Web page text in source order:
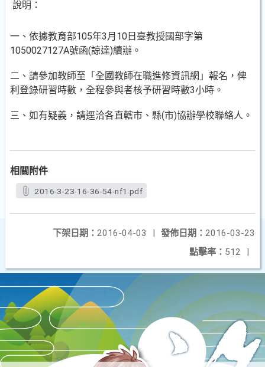
說明：
一、依據教育部105年3月10日臺教授國部字第
1050027127A號函(諒達)續辦。
二、請參加教師至「全國教師在職進修資訊網」報名，俾
利登錄研習時數，全程參與者核予研習時數3小時。
三、如有疑義，請逕洽各直轄市、縣(市)協辦學校聯絡人。
相關附件
2016-3-23-16-36-54-nf1.pdf
發佈日期： 2016-03-23
下架日期： 2016-04-03
|
點擊率： 512 |